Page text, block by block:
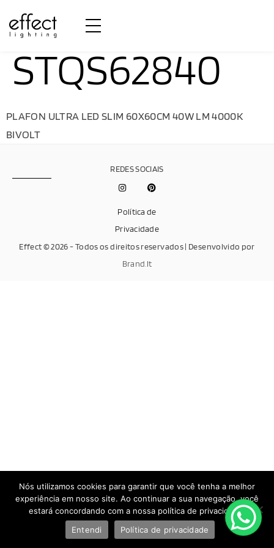
STQS62840
PLAFON ULTRA LED SLIM 60X60CM 40W LM 4000K
BIVOLT
Effect © 2026 - Todos os direitos reservados | Desenvolvido por
Brand.It
Política de
Privacidade
REDES SOCIAIS
Nós utilizamos cookies para garantir que você tenha a melhor
experiência em nosso site. Ao continuar a sua navegação, você
estará concordando com a nossa política de privacidade.
Entendi
Política de privacidade